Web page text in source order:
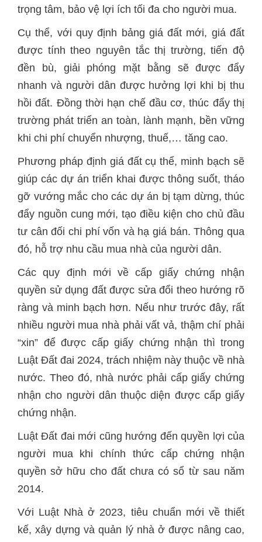
trọng tâm, bảo vệ lợi ích tối đa cho người mua.
Cụ thể, với quy định bảng giá đất mới, giá đất
được tính theo nguyên tắc thị trường, tiến độ
đền bù, giải phóng mặt bằng sẽ được đẩy
nhanh và người dân được hưởng lợi khi bị thu
hồi đất. Đồng thời hạn chế đầu cơ, thúc đẩy thị
trường phát triển an toàn, lành mạnh, bền vững
khi chi phí chuyển nhượng, thuế,… tăng cao.
Phương pháp định giá đất cụ thể, minh bạch sẽ
giúp các dự án triển khai được thông suốt, tháo
gỡ vướng mắc cho các dự án bị tạm dừng, thúc
đẩy nguồn cung mới, tạo điều kiện cho chủ đầu
tư cân đối chi phí vốn và hạ giá bán. Thông qua
đó, hỗ trợ nhu cầu mua nhà của người dân.
Các quy định mới về cấp giấy chứng nhận
quyền sử dụng đất được sửa đổi theo hướng rõ
ràng và minh bạch hơn. Nếu như trước đây, rất
nhiều người mua nhà phải vất vả, thậm chí phải
“xin” để được cấp giấy chứng nhận thì trong
Luật Đất đai 2024, trách nhiệm này thuộc về nhà
nước. Theo đó, nhà nước phải cấp giấy chứng
nhận cho người dân thuộc diện được cấp giấy
chứng nhận.
Luật Đất đai mới cũng hướng đến quyền lợi của
người mua khi chính thức cấp chứng nhận
quyền sở hữu cho đất chưa có sổ từ sau năm
2014.
Với Luật Nhà ở 2023, tiêu chuẩn mới về thiết
kế, xây dựng và quản lý nhà ở được nâng cao,